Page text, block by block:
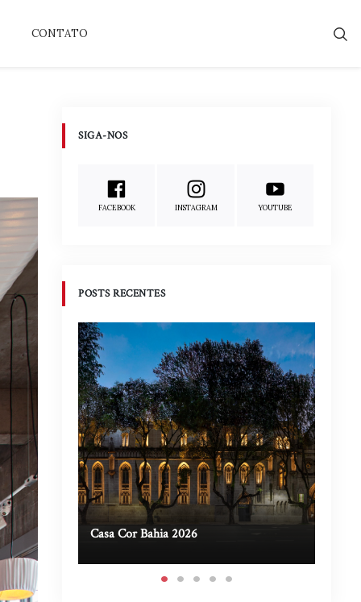
CONTATO
SIGA-NOS
FACEBOOK INSTAGRAM YOUTUBE
POSTS RECENTES
Casa Cor Bahia 2026